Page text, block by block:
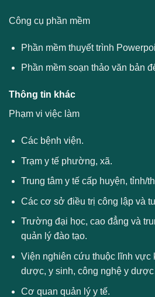
Công cụ phần mềm
Phần mềm thuyết trình
Phần mềm soạn thảo văn bản
Thông tin khác
Phạm vi việc làm
Các bệnh viện.
Trạm y tế phường, xã.
Trung tâm y tế cấp huyện, tỉnh/
Các cơ sở điều trị công lập và
Trường đại học, cao đẳng và
quản lý đào tạo.
Viện nghiên cứu thuộc lĩnh vực
dược, y sinh, công nghệ y
Cơ quan quản lý y tế.